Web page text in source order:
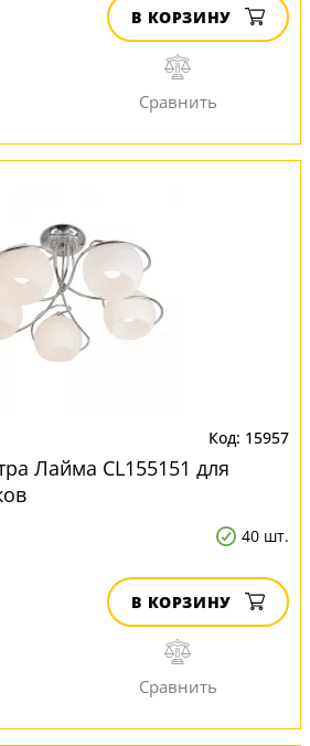
В КОРЗИНУ
15957
Лайма CL155151 для
40 шт.
В КОРЗИНУ